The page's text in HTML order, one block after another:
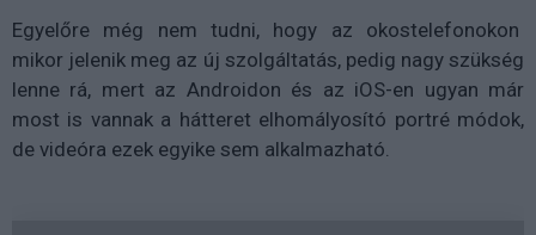
Egyelőre még nem tudni, hogy az okostelefonokon
mikor jelenik meg az új szolgáltatás, pedig nagy szükség
lenne rá, mert az Androidon és az iOS-en ugyan már
most is vannak a hátteret elhomályosító portré módok,
de videóra ezek egyike sem alkalmazható.